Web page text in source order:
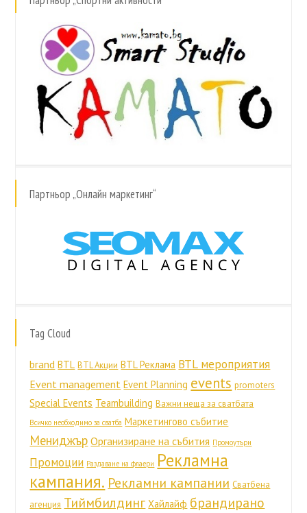
Партньор „Онлайн маркетинг“
Tag Cloud
brand BTL BTL Акции BTL Реклама BTL мероприятия
Event management Event Planning events promoters
Special Events Teambuilding Важни неща за сватбата
Всичко необходимо за сватба Маркетингово събитие
Мениджър Организиране на събития Промоутъри
Промоции Раздаване на флаери Рекламна
кампания. Рекламни кампании Сватбена
агенция Тиймбилдинг Хайлайф брандирано